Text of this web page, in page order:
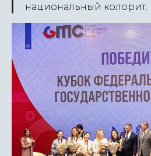
национальный колорит.